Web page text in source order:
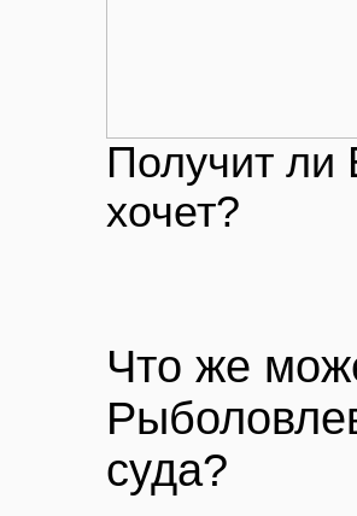
Получит ли
хочет?
Что же
суда?